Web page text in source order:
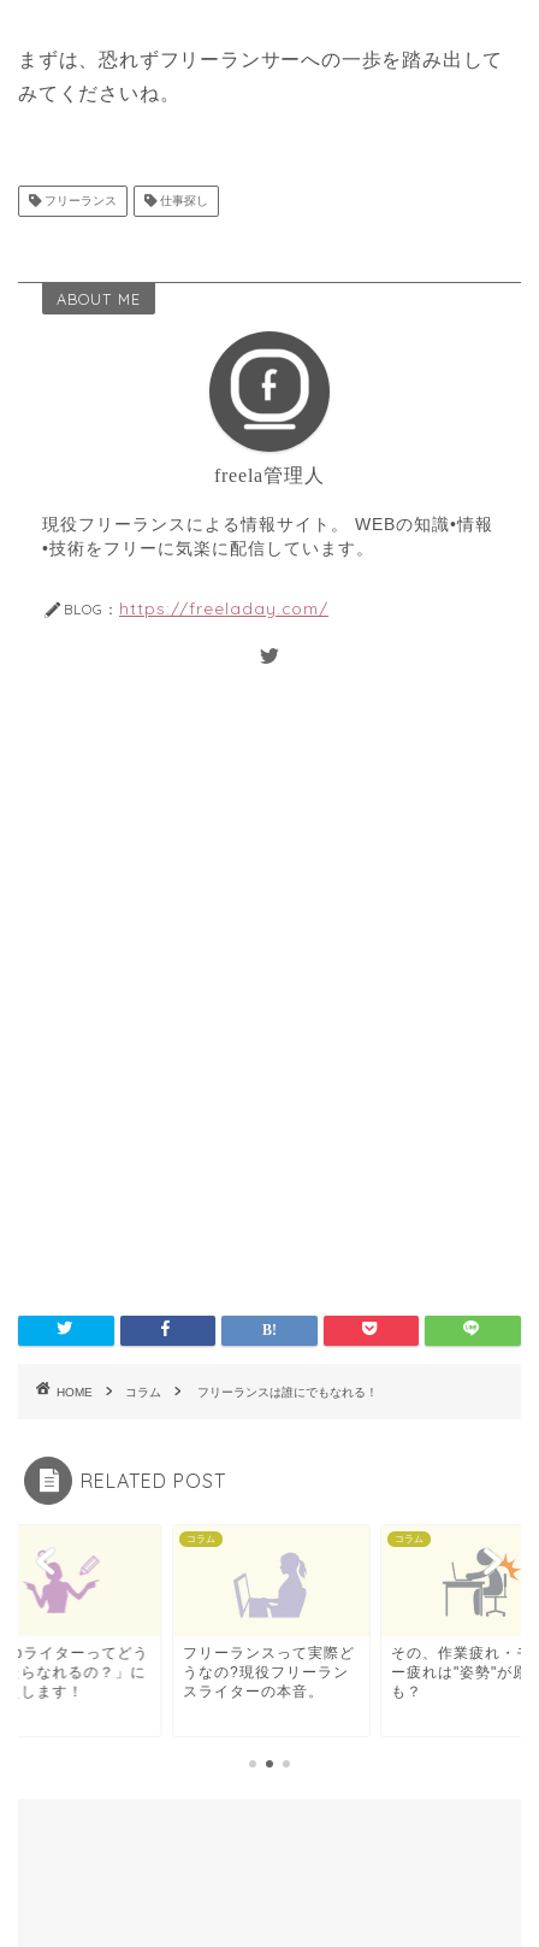
まずは、恐れずフリーランサーへの一歩を踏み出して
みてくださいね。
フリーランス 仕事探し
ABOUT ME
freela管理人
現役フリーランスによる情報サイト。 WEBの知識•情報
•技術をフリーに気楽に配信しています。
BLOG： https://freeladay.com/
HOME コラム フリーランスは誰にでもなれる！
RELATED POST
ライターってどう
たらなれるの？」に
えします！
コラム
フリーランスって実際ど
うなの?現役フリーラン
スライターの本音。
コラム
その、作業疲れ・モ
ー疲れは"姿勢"が原
も？